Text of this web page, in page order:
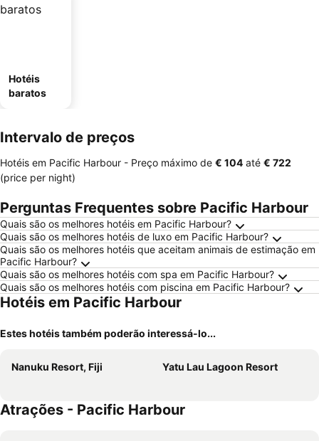
Hotéis
baratos
Intervalo de preços
Hotéis em Pacific Harbour - Preço máximo de ‎€ 104 até ‎€ 722
(price per night)
Perguntas Frequentes sobre Pacific Harbour
Quais são os melhores hotéis em Pacific Harbour?
Quais são os melhores hotéis de luxo em Pacific Harbour?
Quais são os melhores hotéis que aceitam animais de estimação em
Pacific Harbour?
Quais são os melhores hotéis com spa em Pacific Harbour?
Quais são os melhores hotéis com piscina em Pacific Harbour?
Hotéis em Pacific Harbour
Estes hotéis também poderão interessá-lo...
Nanuku Resort, Fiji Yatu Lau Lagoon Resort
Atrações - Pacific Harbour